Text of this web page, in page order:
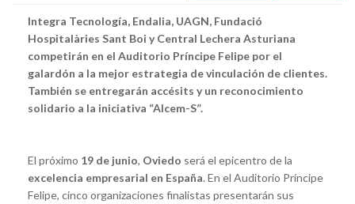
Integra Tecnología, Endalia, UAGN, Fundació
Hospitalàries Sant Boi y Central Lechera Asturiana
competirán en el Auditorio Príncipe Felipe por el
galardón a la mejor estrategia de vinculación de clientes.
También se entregarán accésits y un reconocimiento
solidario a la iniciativa “Alcem-S”.
El próximo 19 de junio, Oviedo será el epicentro de la
excelencia empresarial en España. En el Auditorio Príncipe
Felipe, cinco organizaciones finalistas presentarán sus